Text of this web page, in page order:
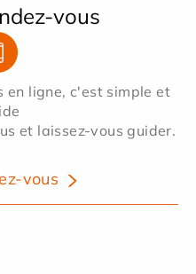
vous
en ligne, c'est simple et
et laissez-vous guider.
vous